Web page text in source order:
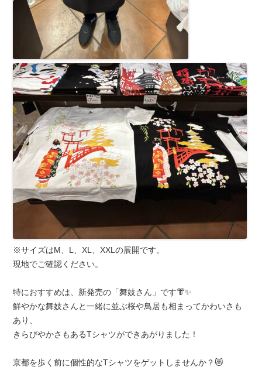
※サイズはM、L、XL、XXLの展開です。
現地でご確認ください。
特におすすめは、新発売の「舞妓さん」です👘✨
鮮やかな舞妓さんと一緒に並ぶ桜や鳥居も相まってかわいさも
あり、
きらびやかさもあるTシャツができあがりました！
京都を歩く前に個性的なTシャツをゲットしませんか？😻